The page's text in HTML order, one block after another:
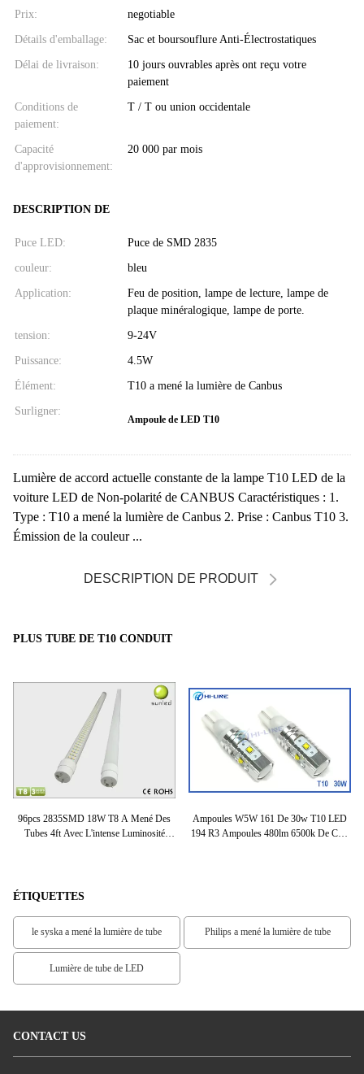
Prix: negotiable
Détails d'emballage: Sac et boursouflure Anti-Électrostatiques
Délai de livraison:
10 jours ouvrables après ont reçu votre
paiement
Conditions de
paiement:
T / T ou union occidentale
Capacité
d'approvisionnement:
20 000 par mois
DESCRIPTION DE
Puce LED: Puce de SMD 2835
couleur: bleu
Application:
Feu de position, lampe de lecture, lampe de
plaque minéralogique, lampe de porte.
tension: 9-24V
Puissance: 4.5W
Élément: T10 a mené la lumière de Canbus
Surligner:
Ampoule de LED T10
Lumière de accord actuelle constante de la lampe T10 LED de la
voiture LED de Non-polarité de CANBUS Caractéristiques : 1.
Type : T10 a mené la lumière de Canbus 2. Prise : Canbus T10 3.
Émission de la couleur ...
DESCRIPTION DE PRODUIT
PLUS TUBE DE T10 CONDUIT
96pcs 2835SMD 18W T8 A Mené Des
Tubes 4ft Avec L'intense Luminosité
Ampoules W5W 161 De 30w T10 LED
194 R3 Ampoules 480lm 6500k De Cale
ÉTIQUETTES
le syska a mené la lumière de tube Philips a mené la lumière de tube
Lumière de tube de LED
CONTACT US